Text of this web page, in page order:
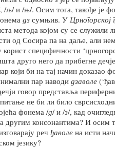
/љ/ и /њ/. Осим тога, такође је
дз сумњив. У
метода којом су се служили
од Сосира па на даље, али
специфичности
друго него да прибегне
који би на тај начин доказао
пар наводидзаволе
говор представља
не би ли било
фонема /д/ и /з/, кад
другим консонантима? И осим
реч ђаволе на исти
језику?